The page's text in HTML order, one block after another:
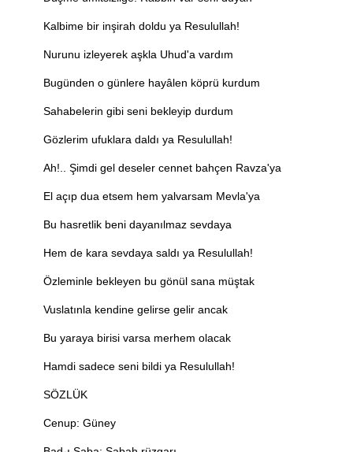
Kalbime bir inşirah doldu ya Resulullah!
Nurunu izleyerek aşkla Uhud'a vardım
Bugünden o günlere hayâlen köprü kurdum
Sahabelerin gibi seni bekleyip durdum
Gözlerim ufuklara daldı ya Resulullah!
Ah!.. Şimdi gel deseler cennet bahçen Ravza'ya
El açıp dua etsem hem yalvarsam Mevla'ya
Bu hasretlik beni dayanılmaz sevdaya
Hem de kara sevdaya saldı ya Resulullah!
Özleminle bekleyen bu gönül sana müştak
Vuslatınla kendine gelirse gelir ancak
Bu yaraya birisi varsa merhem olacak
Hamdi sadece seni bildi ya Resulullah!
SÖZLÜK
Cenup: Güney